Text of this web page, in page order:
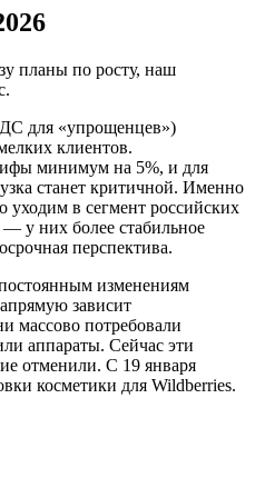
планы по росту, наш
для «упрощенцев»)
клиентов.
минимум на 5%, и для
станет критичной. Именно
уходим в сегмент российских
у них более стабильное
перспектива.
изменениям
зависит
массово потребовали
аппараты. Сейчас эти
отменили. С 19 января
косметики для Wildberries.